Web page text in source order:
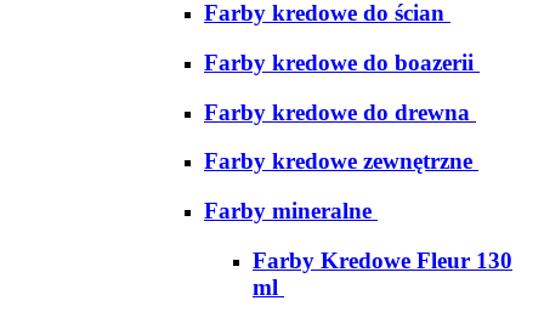
Farby kredowe do ścian
Farby kredowe do boazerii
Farby kredowe do drewna
Farby kredowe zewnętrzne
Farby mineralne
Farby Kredowe Fleur 130
ml